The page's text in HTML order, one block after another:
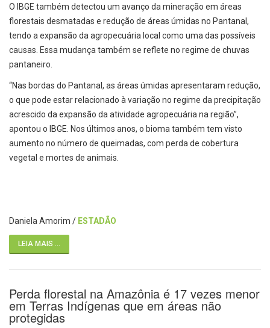
O IBGE também detectou um avanço da mineração em áreas
florestais desmatadas e redução de áreas úmidas no Pantanal,
tendo a expansão da agropecuária local como uma das possíveis
causas. Essa mudança também se reflete no regime de chuvas
pantaneiro.
“Nas bordas do Pantanal, as áreas úmidas apresentaram redução,
o que pode estar relacionado à variação no regime da precipitação
acrescido da expansão da atividade agropecuária na região”,
apontou o IBGE. Nos últimos anos, o bioma também tem visto
aumento no número de queimadas, com perda de cobertura
vegetal e mortes de animais.
Daniela Amorim / ESTADÃO
LEIA MAIS ...
Perda florestal na Amazônia é 17 vezes menor
em Terras Indígenas que em áreas não
protegidas